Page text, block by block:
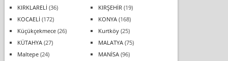
KIRKLARELİ (36) KIRŞEHİR (19)
KOCAELİ (172) KONYA(168)
Küçükçekmece(26) Kurtköy(25)
KÜTAHYA(27) MALATYA(75)
Maltepe(24) MANİSA(96)